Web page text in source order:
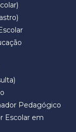
Pedagógico
Escolar em